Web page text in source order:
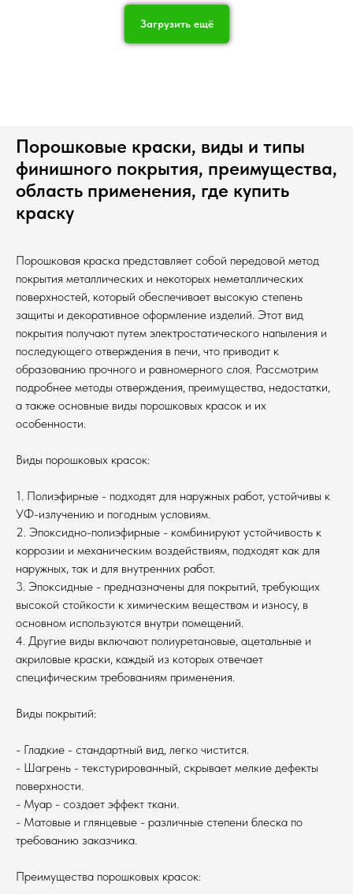
Загрузить ещё
Порошковые краски, виды и типы
финишного покрытия, преимущества,
область применения, где купить
краску
Порошковая краска представляет собой передовой метод
покрытия металлических и некоторых неметаллических
поверхностей, который обеспечивает высокую степень
защиты и декоративное оформление изделий. Этот вид
покрытия получают путем электростатического напыления и
последующего отверждения в печи, что приводит к
образованию прочного и равномерного слоя. Рассмотрим
подробнее методы отверждения, преимущества, недостатки,
а также основные виды порошковых красок и их
особенности.
Виды порошковых красок:
1. Полиэфирные - подходят для наружных работ, устойчивы к
УФ-излучению и погодным условиям.
2. Эпоксидно-полиэфирные - комбинируют устойчивость к
коррозии и механическим воздействиям, подходят как для
наружных, так и для внутренних работ.
3. Эпоксидные - предназначены для покрытий, требующих
высокой стойкости к химическим веществам и износу, в
основном используются внутри помещений.
4. Другие виды включают полиуретановые, ацетальные и
акриловые краски, каждый из которых отвечает
специфическим требованиям применения.
Виды покрытий:
- Гладкие - стандартный вид, легко чистится.
- Шагрень - текстурированный, скрывает мелкие дефекты
поверхности.
- Муар - создает эффект ткани.
- Матовые и глянцевые - различные степени блеска по
требованию заказчика.
Преимущества порошковых красок: